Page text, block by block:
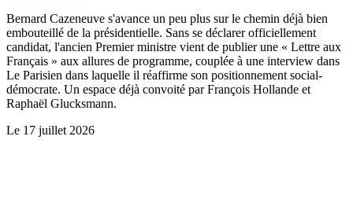
Bernard Cazeneuve s'avance un peu plus sur le chemin déjà bien
embouteillé de la présidentielle. Sans se déclarer officiellement
candidat, l'ancien Premier ministre vient de publier une « Lettre aux
Français » aux allures de programme, couplée à une interview dans
Le Parisien dans laquelle il réaffirme son positionnement social-
démocrate. Un espace déjà convoité par François Hollande et
Raphaël Glucksmann.
Le 17 juillet 2026